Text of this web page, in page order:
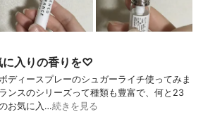
に入りの香りを♡
ディースプレーのシュガーライチ使ってみま
ンスのシリーズって種類も豊富で、何と23
お気に入…続きを見る